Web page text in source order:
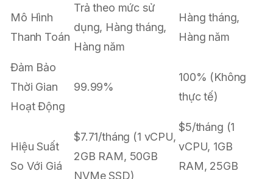
Mô Hình
Thanh Toán
Trả theo mức sử
dụng, Hàng tháng,
Hàng năm
Hàng tháng,
Hàng năm
Đảm Bảo
Thời Gian
Hoạt Động
99.99%
100% (Không
thực tế)
Hiệu Suất
So Với Giá
$7.71/tháng (1 vCPU,
2GB RAM, 50GB
NVMe SSD)
$5/tháng (1
vCPU, 1GB
RAM, 25GB